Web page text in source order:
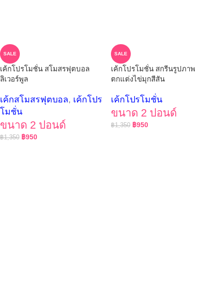
SALE
เค้กโปรโมชั่น สโมสรฟุตบอล
ลิเวอร์พูล
เค้กสโมสรฟุตบอล, เค้กโปร
โมชั่น
ขนาด 2 ปอนด์
฿1,350 ฿950
SALE
เค้กโปรโมชั่น สกรีนรูปภาพ
ตกแต่งไข่มุกสีสัน
เค้กโปรโมชั่น
ขนาด 2 ปอนด์
฿1,350 ฿950